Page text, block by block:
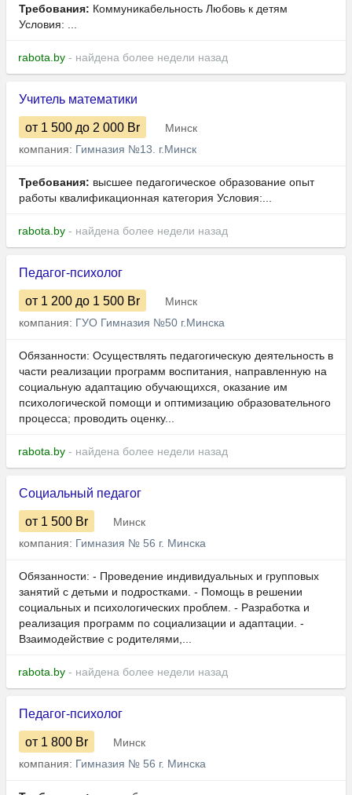
Требования: Коммуникабельность Любовь к детям
Условия: ...
rabota.by - найдена более недели назад
Учитель математики
от 1 500 до 2 000 Br
Минск
компания: Гимназия №13. г.Минск
Требования: высшее педагогическое образование опыт
работы квалификационная категория Условия:...
rabota.by - найдена более недели назад
Педагог-психолог
от 1 200 до 1 500 Br
Минск
компания: ГУО Гимназия №50 г.Минска
Обязанности: Осуществлять педагогическую деятельность в
части реализации программ воспитания, направленную на
социальную адаптацию обучающихся, оказание им
психологической помощи и оптимизацию образовательного
процесса; проводить оценку...
rabota.by - найдена более недели назад
Социальный педагог
от 1 500 Br
Минск
компания: Гимназия № 56 г. Минска
Обязанности: - Проведение индивидуальных и групповых
занятий с детьми и подростками. - Помощь в решении
социальных и психологических проблем. - Разработка и
реализация программ по социализации и адаптации. -
Взаимодействие с родителями,...
rabota.by - найдена более недели назад
Педагог-психолог
от 1 800 Br
Минск
компания: Гимназия № 56 г. Минска